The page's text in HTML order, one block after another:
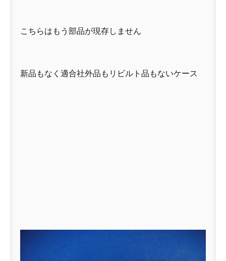
こちらはもう部品が現存しません
新品もなく適合社外品もリビルト品もないケース